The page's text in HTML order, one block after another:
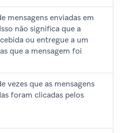
mensagens enviadas em
não significa que a
ou entregue a um
que a mensagem foi
vezes que as mensagens
foram clicadas pelos